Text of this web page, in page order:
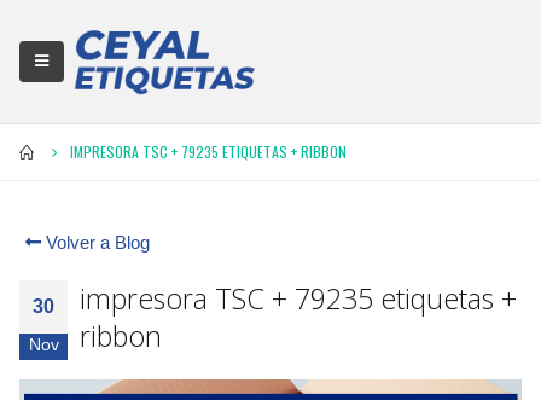
IMPRESORA TSC + 79235 ETIQUETAS + RIBBON
Volver a Blog
30
Nov
impresora TSC + 79235 etiquetas +
ribbon